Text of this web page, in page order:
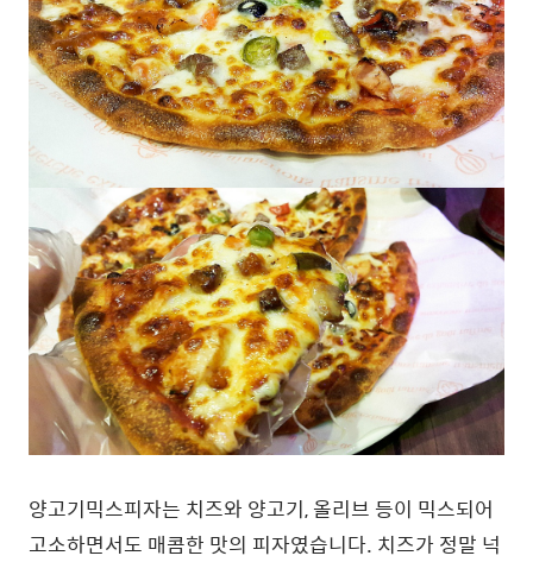
양고기믹스피자는 치즈와 양고기, 올리브 등이 믹스되어
고소하면서도 매콤한 맛의 피자였습니다. 치즈가 정말 넉